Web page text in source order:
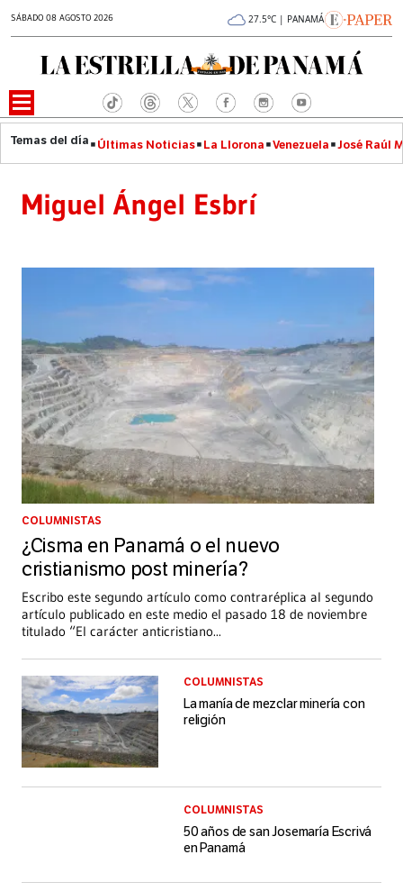
SÁBADO 08 AGOSTO 2026 27.5°C | PANAMÁ
Últimas Noticias La Llorona Venezuela José Raúl
Miguel Ángel Esbrí
COLUMNISTAS
¿Cisma en Panamá o el nuevo
cristianismo post minería?
Escribo este segundo artículo como contraréplica al segundo
artículo publicado en este medio el pasado 18 de noviembre
titulado “El carácter anticristiano...
COLUMNISTAS
La manía de mezclar minería con
religión
COLUMNISTAS
50 años de san Josemaría Escrivá
en Panamá